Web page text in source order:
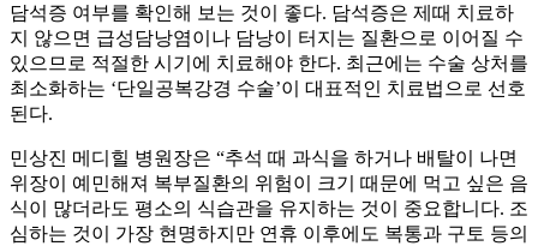
담석증 여부를 확인해 보는 것이 좋다. 담석증은 제때 치료하
지 않으면 급성담낭염이나 담낭이 터지는 질환으로 이어질 수
있으므로 적절한 시기에 치료해야 한다. 최근에는 수술 상처를
최소화하는 ‘단일공복강경 수술’이 대표적인 치료법으로 선호
된다.
민상진 메디힐 병원장은 “추석 때 과식을 하거나 배탈이 나면
위장이 예민해져 복부질환의 위험이 크기 때문에 먹고 싶은 음
식이 많더라도 평소의 식습관을 유지하는 것이 중요합니다. 조
심하는 것이 가장 현명하지만 연휴 이후에도 복통과 구토 등의